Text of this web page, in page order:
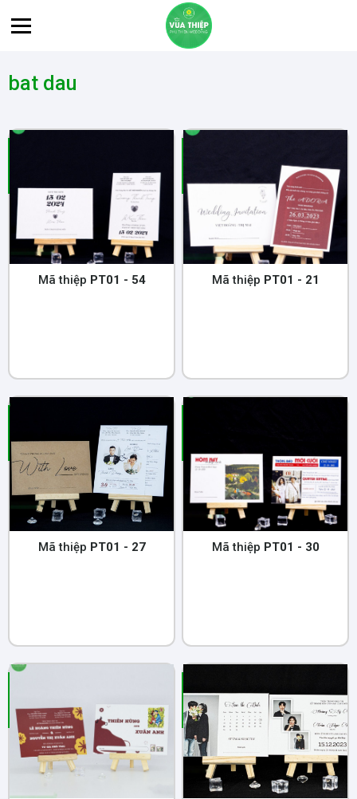
bat dau
Mã thiệp PT01 - 54 Mã thiệp PT01 - 21
Mã thiệp PT01 - 27 Mã thiệp PT01 - 30